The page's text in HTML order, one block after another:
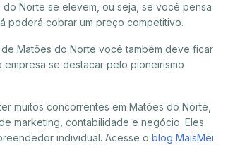
Norte se elevem, ou seja, se você pensa
poderá cobrar um preço competitivo.
Matões do Norte você também deve ficar
se destacar pelo pioneirismo
muitos concorrentes em Matões do Norte,
marketing, contabilidade e negócio. Eles
individual. Acesse o blog MaisMei.